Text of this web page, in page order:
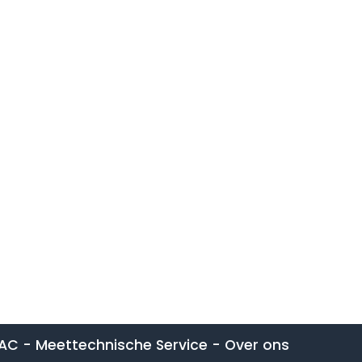
- Meettechnische Service - Over ons